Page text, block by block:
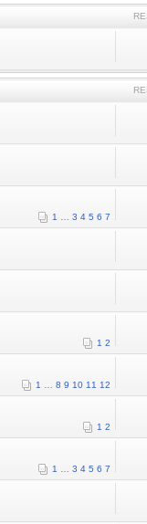
1 3 4 5 6 7
1 2
1 8 9 10 11 12
1 2
1 3 4 5 6 7